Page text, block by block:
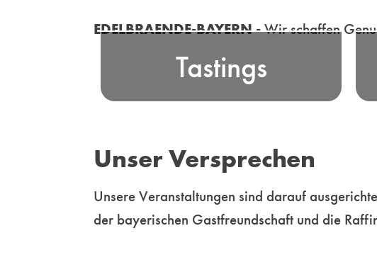
EDELBRAENDE-BAYERN -Wir schaffen
Tastings
Nehmen Sie an unseren
in ausgewählten Locations oder
Mehr
Unser Versprechen
Unsere Veranstaltungen sind darauf
der bayerischen Gastfreundschaft und die